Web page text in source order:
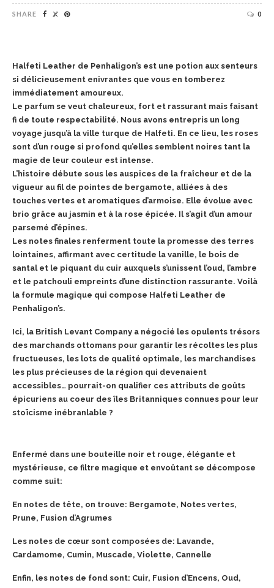
SHARE 0
Halfeti Leather de Penhaligon’s est une potion aux senteurs
si délicieusement enivrantes que vous en tomberez
immédiatement amoureux.
Le parfum se veut chaleureux, fort et rassurant mais faisant
fi de toute respectabilité. Nous avons entrepris un long
voyage jusqu’à la ville turque de Halfeti. En ce lieu, les roses
sont d’un rouge si profond qu’elles semblent noires tant la
magie de leur couleur est intense.
L’histoire débute sous les auspices de la fraîcheur et de la
vigueur au fil de pointes de bergamote, alliées à des
touches vertes et aromatiques d’armoise. Elle évolue avec
brio grâce au jasmin et à la rose épicée. Il s’agit d’un amour
parsemé d’épines.
Les notes finales renferment toute la promesse des terres
lointaines, affirmant avec certitude la vanille, le bois de
santal et le piquant du cuir auxquels s’unissent l’oud, l’ambre
et le patchouli empreints d’une distinction rassurante. Voilà
la formule magique qui compose Halfeti Leather de
Penhaligon’s.
Ici, la British Levant Company a négocié les opulents trésors
des marchands ottomans pour garantir les récoltes les plus
fructueuses, les lots de qualité optimale, les marchandises
les plus précieuses de la région qui devenaient
accessibles… pourrait-on qualifier ces attributs de goûts
épicuriens au coeur des îles Britanniques connues pour leur
stoïcisme inébranlable ?
Enfermé dans une bouteille noir et rouge, élégante et
mystérieuse, ce filtre magique et envoûtant se décompose
comme suit:
En notes de tête, on trouve: Bergamote, Notes vertes,
Prune, Fusion d’Agrumes
Les notes de cœur sont composées de: Lavande,
Cardamome, Cumin, Muscade, Violette, Cannelle
Enfin, les notes de fond sont: Cuir, Fusion d’Encens, Oud,